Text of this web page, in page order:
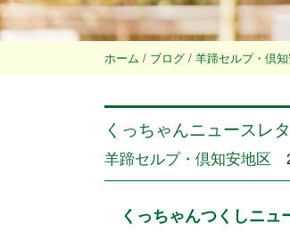
ホーム / ブログ / 羊蹄セルプ・倶
くっちゃんニュースレ
羊蹄セルプ・倶知安地区
くっちゃんつくしニュ